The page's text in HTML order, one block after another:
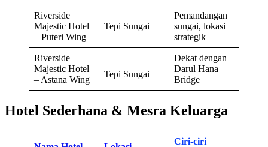
Riverside
Majestic Hotel
– Puteri Wing
Tepi Sungai
Pemandangan
sungai, lokasi
strategik
Riverside
Majestic Hotel
– Astana Wing
Tepi Sungai
Dekat dengan
Darul Hana
Bridge
Hotel Sederhana & Mesra Keluarga
Ciri-ciri